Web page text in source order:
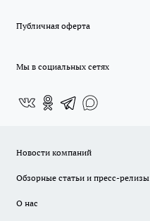
Публичная оферта
Мы в социальных сетях
Новости компаний
Обзорные статьи и пресс-релизы
О нас